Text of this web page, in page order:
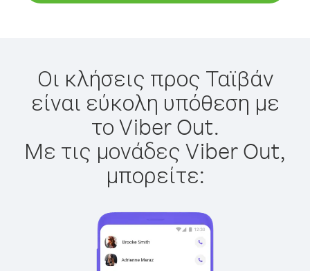
Οι κλήσεις προς Ταϊβάν
είναι εύκολη υπόθεση με
το Viber Out.
Με τις μονάδες Viber Out,
μπορείτε: